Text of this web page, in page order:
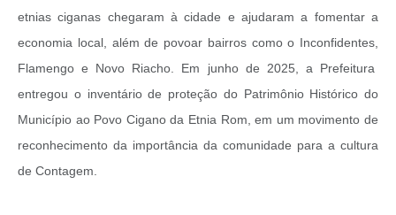
etnias ciganas chegaram à cidade e ajudaram a fomentar a
economia local, além de povoar bairros como o Inconfidentes,
Flamengo e Novo Riacho. Em junho de 2025, a Prefeitura
entregou o inventário de proteção do Patrimônio Histórico do
Município ao Povo Cigano da Etnia Rom, em um movimento de
reconhecimento da importância da comunidade para a cultura
de Contagem.